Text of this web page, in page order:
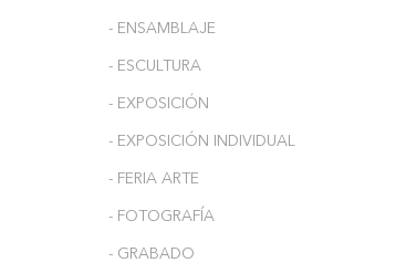
- ENSAMBLAJE
- ESCULTURA
- EXPOSICIÓN
- EXPOSICIÓN INDIVIDUAL
- FERIA ARTE
- FOTOGRAFÍA
- GRABADO